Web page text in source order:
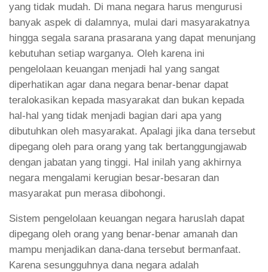
yang tidak mudah. Di mana negara harus mengurusi
banyak aspek di dalamnya, mulai dari masyarakatnya
hingga segala sarana prasarana yang dapat menunjang
kebutuhan setiap warganya. Oleh karena ini
pengelolaan keuangan menjadi hal yang sangat
diperhatikan agar dana negara benar-benar dapat
teralokasikan kepada masyarakat dan bukan kepada
hal-hal yang tidak menjadi bagian dari apa yang
dibutuhkan oleh masyarakat. Apalagi jika dana tersebut
dipegang oleh para orang yang tak bertanggungjawab
dengan jabatan yang tinggi. Hal inilah yang akhirnya
negara mengalami kerugian besar-besaran dan
masyarakat pun merasa dibohongi.
Sistem pengelolaan keuangan negara haruslah dapat
dipegang oleh orang yang benar-benar amanah dan
mampu menjadikan dana-dana tersebut bermanfaat.
Karena sesungguhnya dana negara adalah